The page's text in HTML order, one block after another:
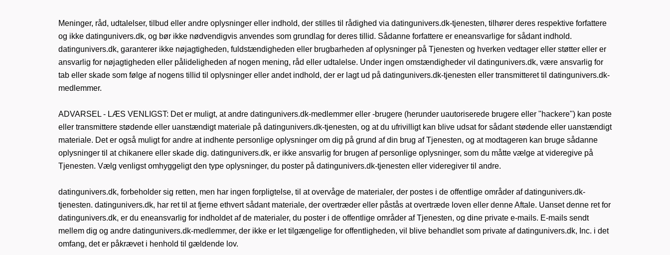
Meninger, råd, udtalelser, tilbud eller andre oplysninger eller indhold, der stilles til rådighed via datingunivers.dk-tjenesten, tilhører deres respektive forfattere
og ikke datingunivers.dk, og bør ikke nødvendigvis anvendes som grundlag for deres tillid. Sådanne forfattere er eneansvarlige for sådant indhold.
datingunivers.dk, garanterer ikke nøjagtigheden, fuldstændigheden eller brugbarheden af ​​oplysninger på Tjenesten og hverken vedtager eller støtter eller er
ansvarlig for nøjagtigheden eller pålideligheden af ​​nogen mening, råd eller udtalelse. Under ingen omstændigheder vil datingunivers.dk, være ansvarlig for
tab eller skade som følge af nogens tillid til oplysninger eller andet indhold, der er lagt ud på datingunivers.dk-tjenesten eller transmitteret til datingunivers.dk-
medlemmer.
ADVARSEL - LÆS VENLIGST: Det er muligt, at andre datingunivers.dk-medlemmer eller -brugere (herunder uautoriserede brugere eller "hackere") kan poste
eller transmittere stødende eller uanstændigt materiale på datingunivers.dk-tjenesten, og at du ufrivilligt kan blive udsat for sådant stødende eller uanstændigt
materiale. Det er også muligt for andre at indhente personlige oplysninger om dig på grund af din brug af Tjenesten, og at modtageren kan bruge sådanne
oplysninger til at chikanere eller skade dig. datingunivers.dk, er ikke ansvarlig for brugen af ​​personlige oplysninger, som du måtte vælge at videregive på
Tjenesten. Vælg venligst omhyggeligt den type oplysninger, du poster på datingunivers.dk-tjenesten eller videregiver til andre.
datingunivers.dk, forbeholder sig retten, men har ingen forpligtelse, til at overvåge de materialer, der postes i de offentlige områder af datingunivers.dk-
tjenesten. datingunivers.dk, har ret til at fjerne ethvert sådant materiale, der overtræder eller påstås at overtræde loven eller denne Aftale. Uanset denne ret for
datingunivers.dk, er du eneansvarlig for indholdet af de materialer, du poster i de offentlige områder af Tjenesten, og dine private e-mails. E-mails sendt
mellem dig og andre datingunivers.dk-medlemmer, der ikke er let tilgængelige for offentligheden, vil blive behandlet som private af datingunivers.dk, Inc. i det
omfang, det er påkrævet i henhold til gældende lov.